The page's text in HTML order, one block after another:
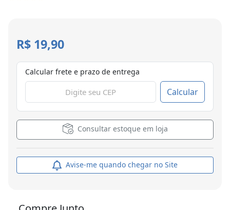
R$ 19,90
Calcular frete e prazo de entrega
Calcular
Consultar estoque em loja
Avise-me quando chegar no Site